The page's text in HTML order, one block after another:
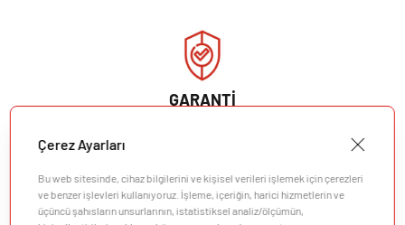
GARANTİ
Garantiyi Görüntüle
Çerez Ayarları
Bu web sitesinde, cihaz bilgilerini ve kişisel verileri işlemek için çerezleri
ve benzer işlevleri kullanıyoruz. İşleme, içeriğin, harici hizmetlerin ve
üçüncü şahısların unsurlarının, istatistiksel analiz/ölçümün,